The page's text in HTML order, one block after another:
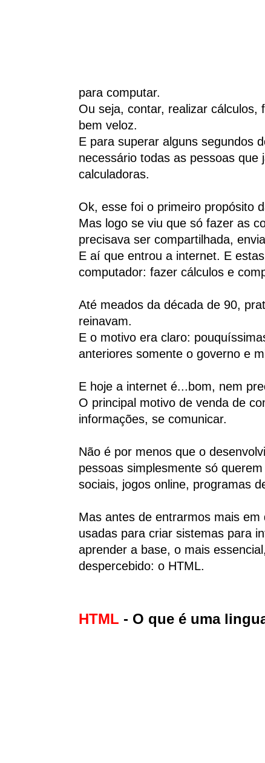
para computar.
Ou seja, contar, realizar
bem veloz.
E para superar alguns segundos
necessário todas as pessoas
calculadoras.
Ok, esse foi o primeiro propósito
Mas logo se viu que só fazer as
precisava ser compartilhada,
E aí que entrou a internet. E
computador: fazer cálculos e
Até meados da década de 90,
reinavam.
E o motivo era claro:
anteriores somente o governo e
E hoje a internet é...bom, nem
O principal motivo de venda de
informações, se comunicar.
Não é por menos que o
pessoas simplesmente só
sociais, jogos online, programas
Mas antes de entrarmos mais
usadas para criar sistemas para
aprender a base, o mais
despercebido: o HTML.
HTML - O que é uma